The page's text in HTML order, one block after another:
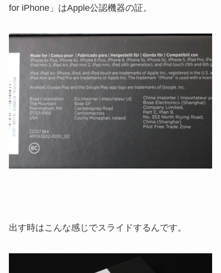
for iPhone」はApple公認機器の証。
出す時はこんな感じでスライドするんです。